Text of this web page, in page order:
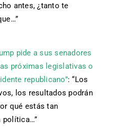
antes, ¿tanto te
”
pide a sus senadores
próximas legislativas o
republicano”: “Los
los resultados podrán
qué estás tan
política…”